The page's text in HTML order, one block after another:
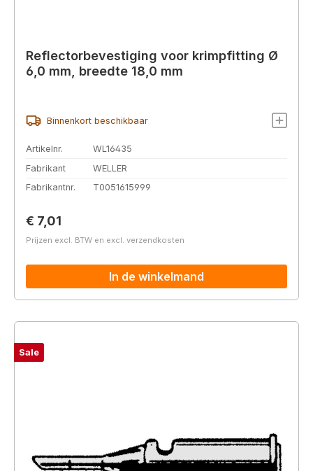
Reflectorbevestiging voor krimpfitting Ø
6,0 mm, breedte 18,0 mm
Binnenkort beschikbaar
Artikelnr.
WL16435
Fabrikant
WELLER
Fabrikantnr.
T0051615999
Normale prijs:
€ 7,01
Prijzen excl. BTW en excl. verzendkosten
In de winkelmand
Sale